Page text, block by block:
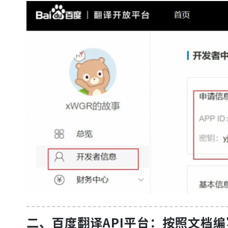
二、百度翻译API平台： 按照文档